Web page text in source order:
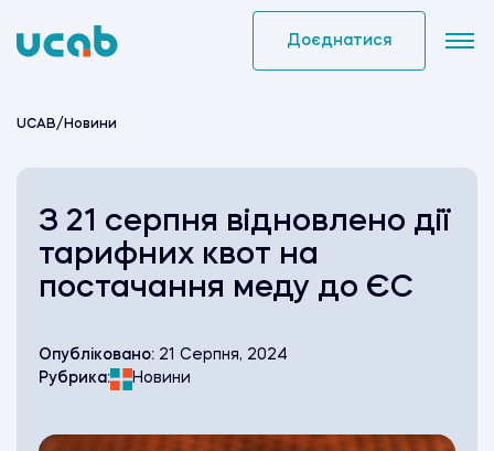
to
Доєднатися
UCAB/ Новини
З 21 серпня відновлено дії
тарифних квот на
постачання меду до ЄС
Опубліковано: 21 Серпня, 2024
Рубрика:
Новини